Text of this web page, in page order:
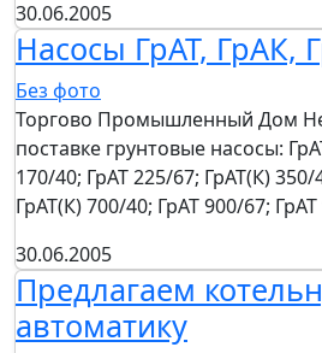
30.06.2005
Насосы ГрАТ, ГрАК,
Без фото
Торгово Промышленный Дом
поставке грунтовые насосы:
170/40; ГрАТ 225/67; ГрАТ(К) 350/
ГрАТ(К) 700/40; ГрАТ 900/67;
30.06.2005
Предлагаем
автоматику